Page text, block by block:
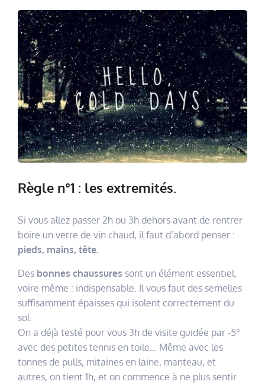
Règle n°1 : les extremités.
Si vous allez passer 2h ou 3h dehors avant de rentrer
boire un verre de vin chaud, il faut d’abord penser :
pieds, mains, tête.
Des bonnes chaussures sont un élément essentiel,
voire même : indispensable. Il vous faut des semelles
suffisamment épaisses qui isolent correctement du
sol.
On a déjà testé pour vous 3h de visite guidée par -5°
avec des petites tennis en toile… Même avec les
tonnes de pulls, mitaines en laine, manteau, et
autres, on tient 1h, et on commence à ne plus sentir